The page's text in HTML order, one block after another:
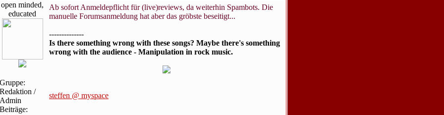
open minded,
educated
Gruppe:
Redaktion /
Admin
Beiträge:
Ab sofort Anmeldepflicht für (live)reviews, da weiterhin Spambots. Die
manuelle Forumsanmeldung hat aber das gröbste beseitigt...
--------------
Is there something wrong with these songs? Maybe there's something
wrong with the audience - Manipulation in rock music.
steffen @ myspace